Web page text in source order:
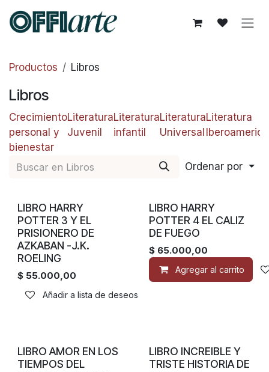
Productos Libros
Libros
Crecimiento
personal y
bienestar
Literatura
Juvenil
Literatura
infantil
Literatura
Universal
Literatura
Ordenar por
LIBRO HARRY
POTTER 3 Y EL
PRISIONERO DE
AZKABAN -J.K.
ROELING
$ 55.000,00
Añadir a lista de deseos
LIBRO HARRY
POTTER 4 EL CALIZ
DE FUEGO
$ 65.000,00
Agregar al carrito
LIBRO AMOR EN LOS
TIEMPOS DEL
LIBRO INCREIBLE Y
TRISTE HISTORIA DE